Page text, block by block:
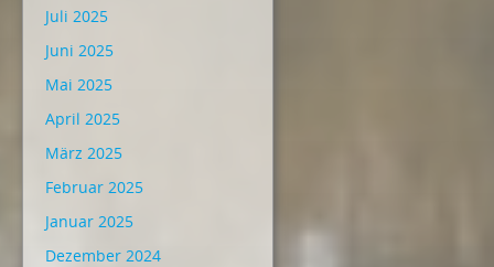
Juli 2025
Juni 2025
Mai 2025
April 2025
März 2025
Februar 2025
Januar 2025
Dezember 2024